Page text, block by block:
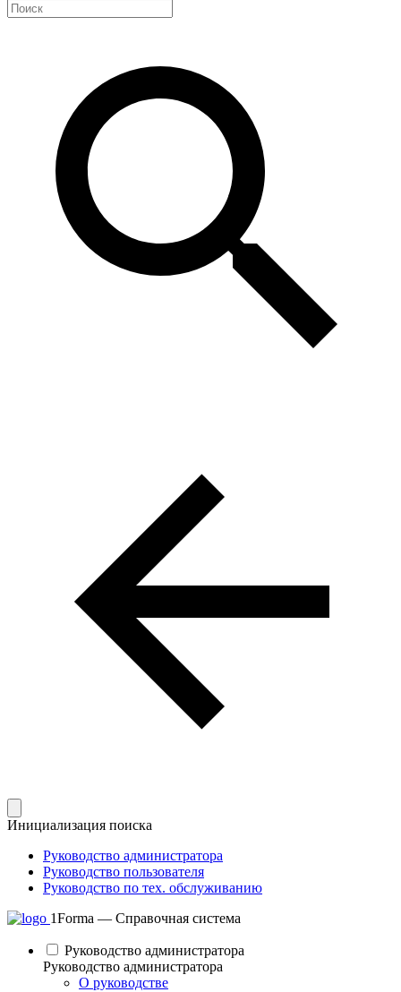
Инициализация поиска
Руководство администратора
Руководство пользователя
Руководство по тех. обслуживанию
1Forma — Справочная система
Руководство администратора
Руководство администратора
О руководстве